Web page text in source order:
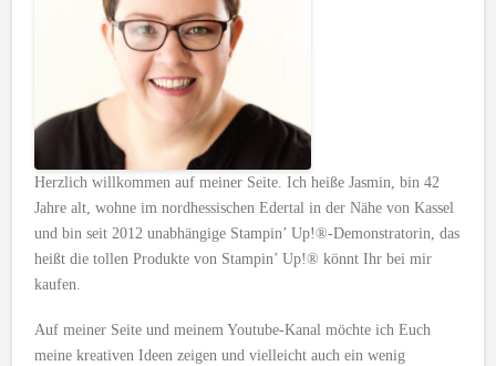
Herzlich willkommen auf meiner Seite. Ich heiße Jasmin, bin 42
Jahre alt, wohne im nordhessischen Edertal in der Nähe von Kassel
und bin seit 2012 unabhängige Stampin’ Up!®-Demonstratorin, das
heißt die tollen Produkte von Stampin’ Up!® könnt Ihr bei mir
kaufen.
Auf meiner Seite und meinem Youtube-Kanal möchte ich Euch
meine kreativen Ideen zeigen und vielleicht auch ein wenig